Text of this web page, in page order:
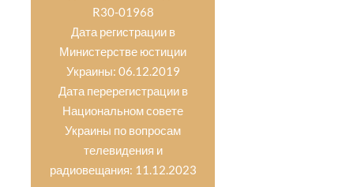
R30-01968
Дата регистрации в
Министерстве юстиции
Украины: 06.12.2019
Дата перерегистрации в
Национальном совете
Украины по вопросам
телевидения и
радиовещания: 11.12.2023